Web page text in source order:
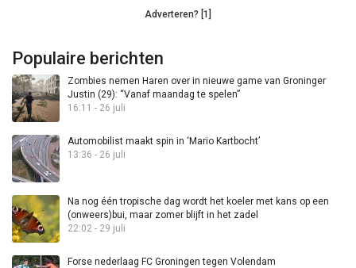
Adverteren? [1]
Populaire berichten
Zombies nemen Haren over in nieuwe game van Groninger
Justin (29): “Vanaf maandag te spelen”
16:11 - 26 juli
Automobilist maakt spin in ‘Mario Kartbocht’
13:36 - 26 juli
Na nog één tropische dag wordt het koeler met kans op een
(onweers)bui, maar zomer blijft in het zadel
22:02 - 29 juli
Forse nederlaag FC Groningen tegen Volendam